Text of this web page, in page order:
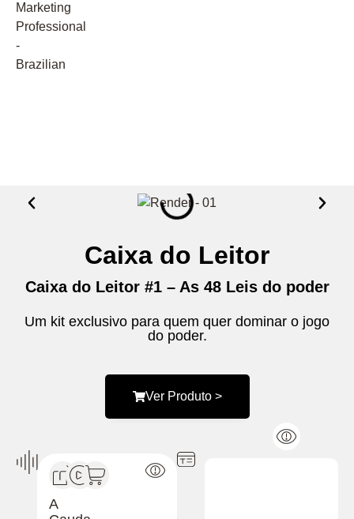
Caixa do Leitor
Caixa do Leitor #1 – As 48 Leis do poder
Um kit exclusivo para quem quer dominar o jogo
do poder.
Ver Produto >
A